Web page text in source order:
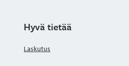
Hyvä tietää
Laskutus